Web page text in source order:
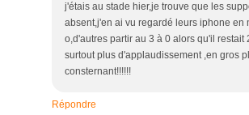
j'étais au stade hier,je trouve que les
absent,j'en ai vu regardé leurs iphone en
o,d'autres partir au 3 à 0 alors qu'il restait
surtout plus d'applaudissement ,en gros
consternant!!!!!!
Répondre